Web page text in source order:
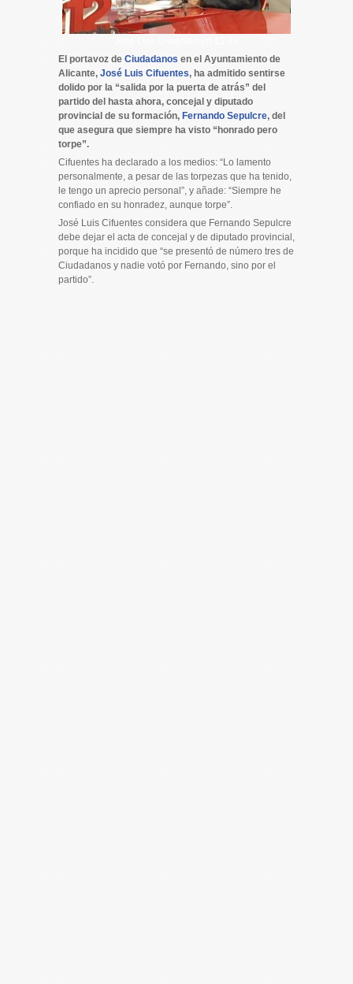
El portavoz de Ciudadanos en el Ayuntamiento de
Alicante, José Luis Cifuentes, ha admitido sentirse
dolido por la “salida por la puerta de atrás” del
partido del hasta ahora, concejal y diputado
provincial de su formación, Fernando Sepulcre, del
que asegura que siempre ha visto “honrado pero
torpe”.
Cifuentes ha declarado a los medios: “Lo lamento
personalmente, a pesar de las torpezas que ha tenido,
le tengo un aprecio personal”, y añade: “Siempre he
confiado en su honradez, aunque torpe”.
José Luis Cifuentes considera que Fernando Sepulcre
debe dejar el acta de concejal y de diputado provincial,
porque ha incidido que “se presentó de número tres de
Ciudadanos y nadie votó por Fernando, sino por el
partido”.